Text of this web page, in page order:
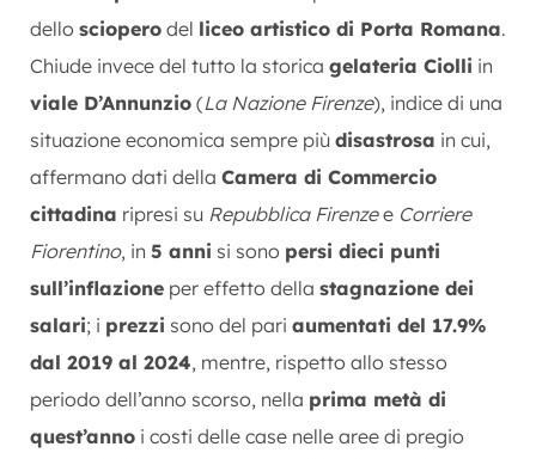
dello sciopero del liceo artistico di Porta Romana.
Chiude invece del tutto la storica gelateria Ciolli in
viale D’Annunzio (La Nazione Firenze), indice di una
situazione economica sempre più disastrosa in cui,
affermano dati della Camera di Commercio
cittadina ripresi su Repubblica Firenzee Corriere
Fiorentino, in 5 anni si sono persi dieci punti
sull’inflazione per effetto della stagnazione dei
salari; i prezzi sono del pari aumentati del 17.9%
dal 2019 al 2024, mentre, rispetto allo stesso
periodo dell’anno scorso, nella prima metà di
quest’anno i costi delle case nelle aree di pregio